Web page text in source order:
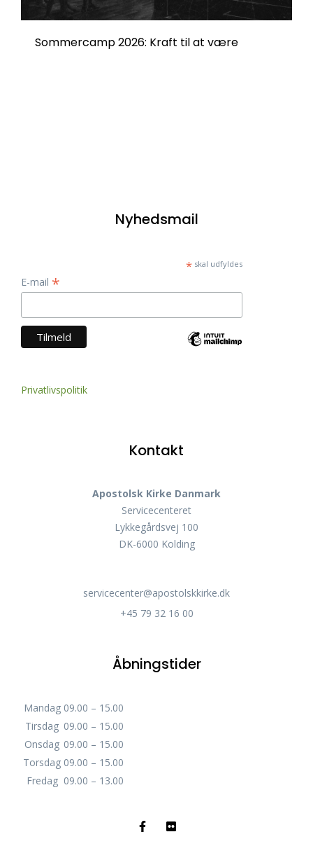
Sommercamp 2026: Kraft til at være
Nyhedsmail
*skal udfyldes
E-mail *
Privatlivspolitik
Kontakt
Apostolsk Kirke Danmark
Servicecenteret
Lykkegårdsvej 100
DK-6000 Kolding
servicecenter@apostolskkirke.dk
+45 79 32 16 00
Åbningstider
Mandag 09.00 – 15.00
Tirsdag 09.00 – 15.00
Onsdag 09.00 – 15.00
Torsdag 09.00 – 15.00
Fredag 09.00 – 13.00